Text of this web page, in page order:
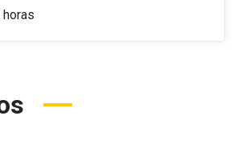
horas